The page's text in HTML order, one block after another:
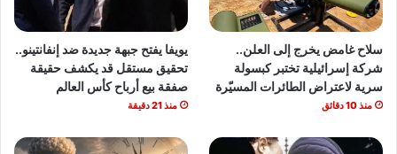
سلاح غامض يخرج إلى العلن..
شركة إسرائيلية تختبر كبسولة
سرية لاعتراض الطائرات المسيّرة
منذ 10 دقائق
يويفا يفتح جبهة جديدة ضد إنفانتينو..
تحقيق مستقل قد يكشف حقيقة
صفقة بيع أرباح كأس العالم
منذ 21 دقيقة